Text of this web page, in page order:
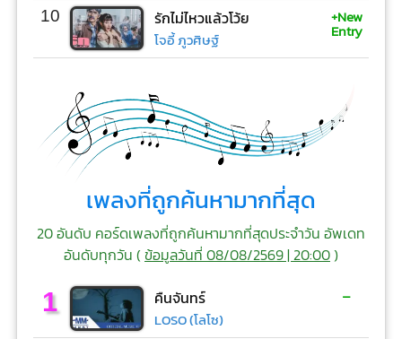
10 รักไม่ไหวแล้วโว้ย
โจอี้ ภูวศิษฐ์
+New
Entry
เพลงที่ถูกค้นหามากที่สุด
20 อันดับ คอร์ดเพลงที่ถูกค้นหามากที่สุดประจำวัน อัพเดท
อันดับทุกวัน (ข้อมูลวันที่ 08/08/2569 | 20:00)
1 คืนจันทร์
LOSO (โลโซ)
-